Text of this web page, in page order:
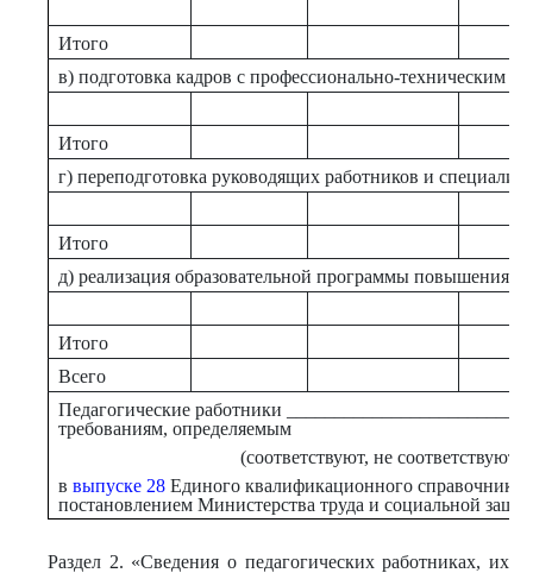
Итого
в) подготовка кадров с профессионально-техническим
Итого
г) переподготовка руководящих работников и
Итого
д) реализация образовательной программы повышения
Итого
Всего
Педагогические работники
требованиям, определяемым
(соответствуют, не соответствуют)
ввыпуске 28 Единого квалификационного
постановлением Министерства труда и социальной
Раздел 2. «Сведения о педагогических работниках, их